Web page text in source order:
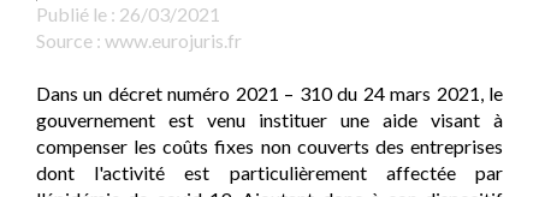
Publié le : 26/03/2021
Source : www.eurojuris.fr
Dans un décret numéro 2021 – 310 du 24 mars 2021, le
gouvernement est venu instituer une aide visant à
compenser les coûts fixes non couverts des entreprises
dont l'activité est particulièrement affectée par